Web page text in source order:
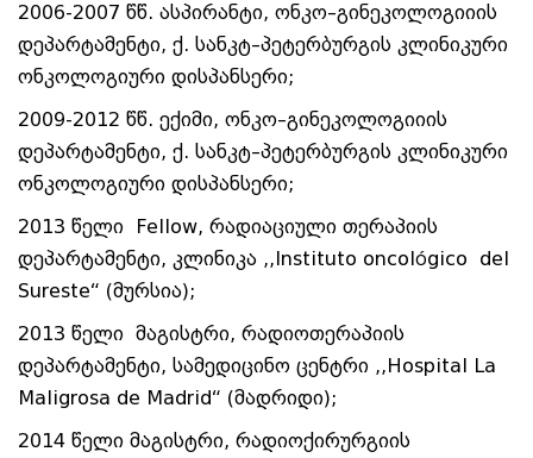
2006-2007 წწ. ასპირანტი, ონკო–გინეკოლოგიიის
დეპარტამენტი, ქ. სანკტ–პეტერბურგის კლინიკური
ონკოლოგიური დისპანსერი;
2009-2012 წწ. ექიმი, ონკო–გინეკოლოგიიის
დეპარტამენტი, ქ. სანკტ–პეტერბურგის კლინიკური
ონკოლოგიური დისპანსერი;
2013 წელი Fellow, რადიაციული თერაპიის
დეპარტამენტი, კლინიკა ,,Instituto oncológico del
Sureste“ (მურსია);
2013 წელი მაგისტრი, რადიოთერაპიის
დეპარტამენტი, სამედიცინო ცენტრი ,,Hospital La
Maligrosa de Madrid“ (მადრიდი);
2014 წელი მაგისტრი, რადიოქირურგიის